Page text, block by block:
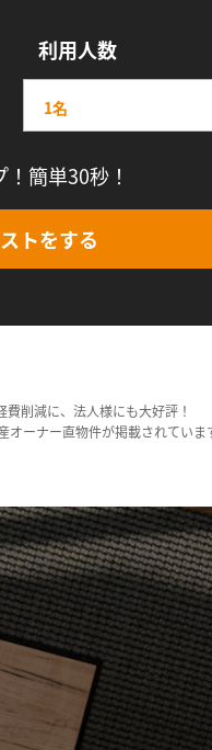
利用人数
簡単30秒！
トをする
削減に、法人様にも大好評！
ーナー直物件が掲載されてい